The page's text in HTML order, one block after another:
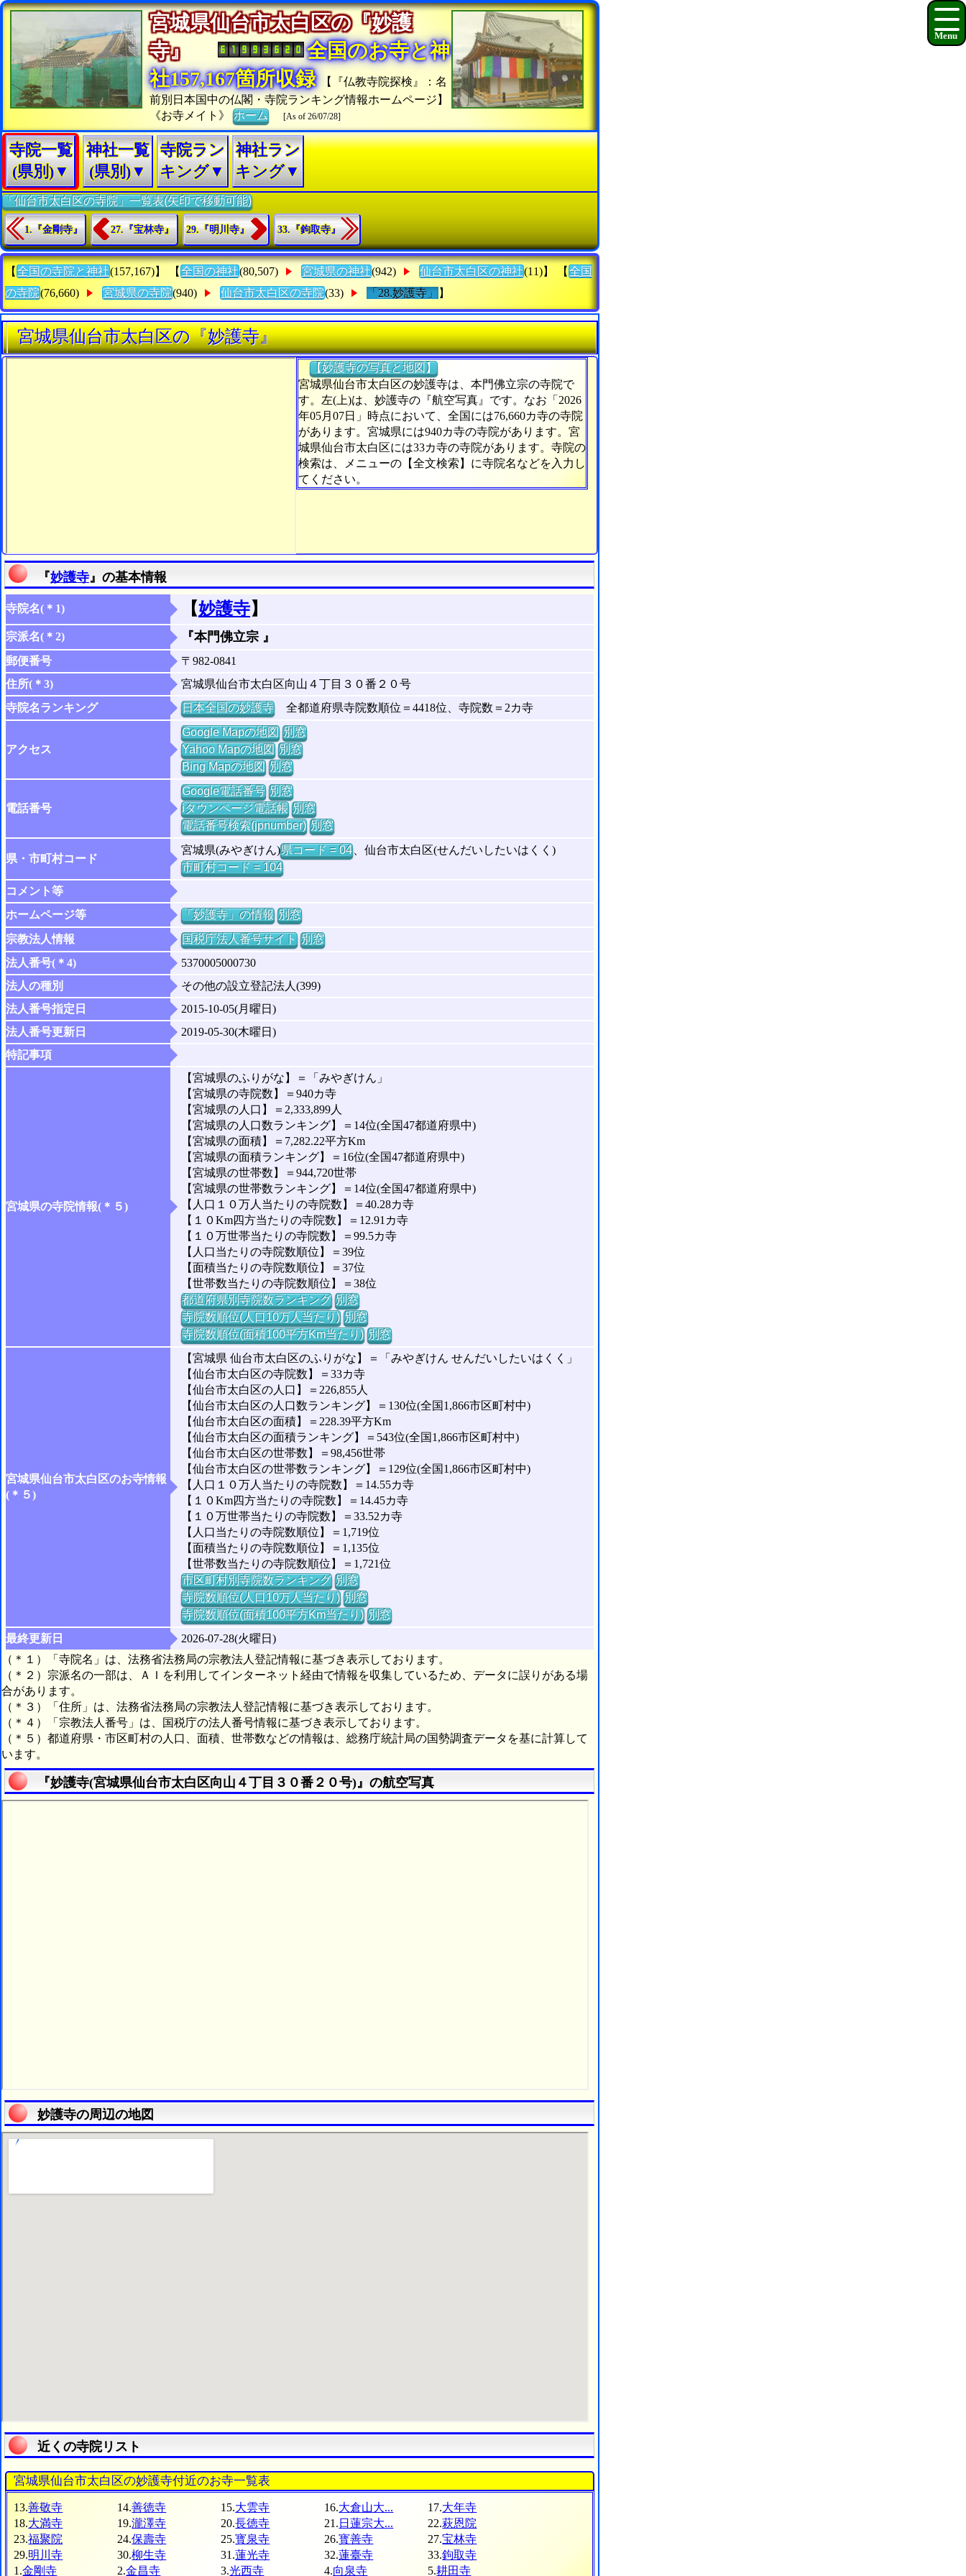
宮城県仙台市太白区の『妙護
寺』
全国のお寺と神
社157,167箇所収録
【『仏教寺院探検』：名
前別日本国中の仏閣・寺院ランキング情報ホームページ】
《お寺メイト》ホーム [As of 26/07/28]
寺院一覧
(県別)▼
神社一覧
(県別)▼
寺院ラン
キング▼
神社ラン
キング▼
「仙台市太白区の寺院」一覧表(矢印で移動可能)
1.『金剛寺』 27.『宝林寺』 29.『明川寺』 33.『鉤取寺』
【 全国の寺院と神社(157,167)】 【 全国の神社(80,507) 宮城県の神社(942) 仙台市太白区の神社(11)】 【 全国
の寺院(76,660) 宮城県の寺院(940) 仙台市太白区の寺院(33) 「28.妙護寺」 】
宮城県仙台市太白区の『妙護寺』
【妙護寺の写真と地図】
宮城県仙台市太白区の妙護寺は、本門佛立宗の寺院で
す。左(上)は、妙護寺の『航空写真』です。なお「2026
年05月07日」時点において、全国には76,660カ寺の寺院
があります。宮城県には940カ寺の寺院があります。宮
城県仙台市太白区には33カ寺の寺院があります。寺院の
検索は、メニューの【全文検索】に寺院名などを入力し
てください。
『妙護寺』の基本情報
寺院名(＊1) 【妙護寺】
宗派名(＊2) 『本門佛立宗 』
郵便番号
〒982-0841
住所(＊3)
宮城県仙台市太白区向山４丁目３０番２０号
寺院名ランキング
日本全国の妙護寺全都道府県寺院数順位＝4418位、寺院数＝2カ寺
アクセス
Google Mapの地図 別窓
Yahoo Mapの地図 別窓
Bing Mapの地図 別窓
電話番号
Google電話番号 別窓
iタウンページ電話帳 別窓
電話番号検索(jpnumber) 別窓
県・市町村コード
宮城県(みやぎけん)県コード = 04、仙台市太白区(せんだいしたいはくく)
市町村コード = 104
コメント等
ホームページ等
「妙護寺」の情報 別窓
宗教法人情報
国税庁法人番号サイト 別窓
法人番号(＊4)
5370005000730
法人の種別
その他の設立登記法人(399)
法人番号指定日
2015-10-05(月曜日)
法人番号更新日
2019-05-30(木曜日)
特記事項
宮城県の寺院情報(＊５)
【宮城県のふりがな】＝「みやぎけん」
【宮城県の寺院数】＝940カ寺
【宮城県の人口】＝2,333,899人
【宮城県の人口数ランキング】＝14位(全国47都道府県中)
【宮城県の面積】＝7,282.22平方Km
【宮城県の面積ランキング】＝16位(全国47都道府県中)
【宮城県の世帯数】＝944,720世帯
【宮城県の世帯数ランキング】＝14位(全国47都道府県中)
【人口１０万人当たりの寺院数】＝40.28カ寺
【１０Km四方当たりの寺院数】＝12.91カ寺
【１０万世帯当たりの寺院数】＝99.5カ寺
【人口当たりの寺院数順位】＝39位
【面積当たりの寺院数順位】＝37位
【世帯数当たりの寺院数順位】＝38位
都道府県別寺院数ランキング 別窓
寺院数順位(人口10万人当たり) 別窓
寺院数順位(面積100平方Km当たり) 別窓
宮城県仙台市太白区のお寺情報
(＊５)
【宮城県 仙台市太白区のふりがな】＝「みやぎけん せんだいしたいはくく」
【仙台市太白区の寺院数】＝33カ寺
【仙台市太白区の人口】＝226,855人
【仙台市太白区の人口数ランキング】＝130位(全国1,866市区町村中)
【仙台市太白区の面積】＝228.39平方Km
【仙台市太白区の面積ランキング】＝543位(全国1,866市区町村中)
【仙台市太白区の世帯数】＝98,456世帯
【仙台市太白区の世帯数ランキング】＝129位(全国1,866市区町村中)
【人口１０万人当たりの寺院数】＝14.55カ寺
【１０Km四方当たりの寺院数】＝14.45カ寺
【１０万世帯当たりの寺院数】＝33.52カ寺
【人口当たりの寺院数順位】＝1,719位
【面積当たりの寺院数順位】＝1,135位
【世帯数当たりの寺院数順位】＝1,721位
市区町村別寺院数ランキング 別窓
寺院数順位(人口10万人当たり) 別窓
寺院数順位(面積100平方Km当たり) 別窓
最終更新日
2026-07-28(火曜日)
（＊１）「寺院名」は、法務省法務局の宗教法人登記情報に基づき表示しております。
（＊２）宗派名の一部は、ＡＩを利用してインターネット経由で情報を収集しているため、データに誤りがある場
合があります。
（＊３）「住所」は、法務省法務局の宗教法人登記情報に基づき表示しております。
（＊４）「宗教法人番号」は、国税庁の法人番号情報に基づき表示しております。
（＊５）都道府県・市区町村の人口、面積、世帯数などの情報は、総務庁統計局の国勢調査データを基に計算して
います。
『妙護寺(宮城県仙台市太白区向山４丁目３０番２０号)』の航空写真
妙護寺の周辺の地図
近くの寺院リスト
宮城県仙台市太白区の妙護寺付近のお寺一覧表
13.善敬寺 14.善徳寺 15.大雲寺 16.大倉山大... 17.大年寺
18.大満寺 19.瀧澤寺 20.長徳寺 21. 日蓮宗大... 22.萩恩院
23.福聚院 24.保壽寺 25.寳泉寺 26.寳善寺 27.宝林寺
29.明川寺 30.柳生寺 31.蓮光寺 32.蓮臺寺 33.鉤取寺
1.金剛寺 2.金昌寺 3.光西寺 4.向泉寺 5.耕田寺